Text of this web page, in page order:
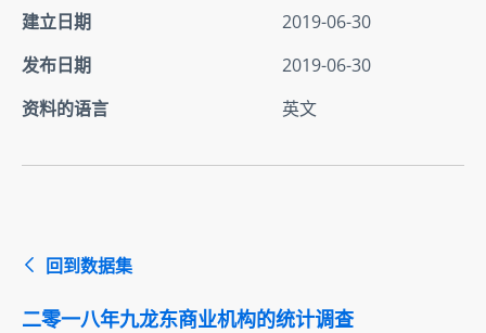
建立日期
2019-06-30
发布日期
2019-06-30
资料的语言
英文
回到数据集
二零一八年九龙东商业机构的统计调查